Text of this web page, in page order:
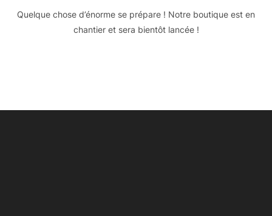
Quelque chose d’énorme se prépare ! Notre boutique est en
chantier et sera bientôt lancée !